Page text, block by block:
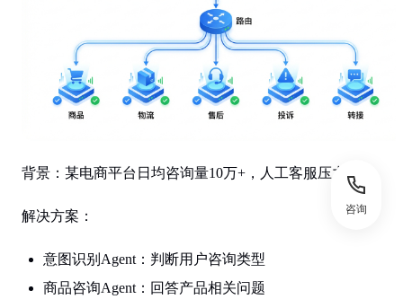
背景 ：某电商平台日均咨询量10万+，人工客服压力大。
解决方案 ：
意图识别Agent：判断用户咨询类型
商品咨询Agent：回答产品相关问题
咨询